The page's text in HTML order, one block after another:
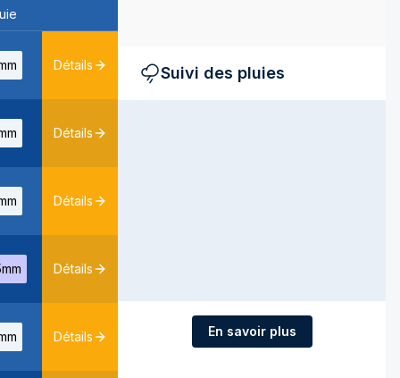
Détails
Détails
Détails
Détails
Détails
Suivi des pluies
En savoir plus